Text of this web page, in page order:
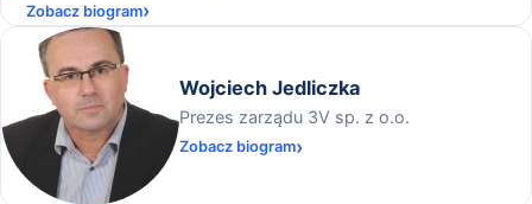
Zobacz biogram
Wojciech Jedliczka
Prezes zarządu 3V sp. z o.o.
Zobacz biogram